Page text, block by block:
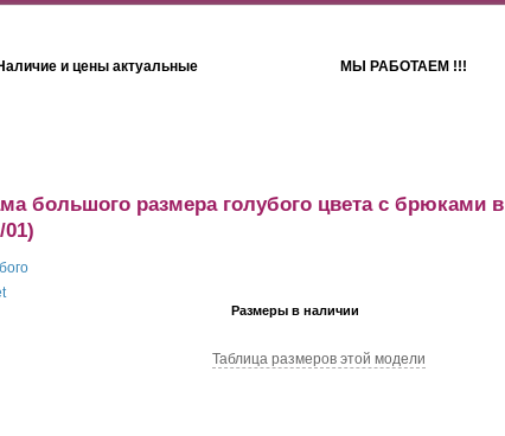
и цены актуальные МЫ РАБОТАЕМ !!!
большого размера голубого цвета с брюками в
Размеры в наличии
Таблица размеров этой модели